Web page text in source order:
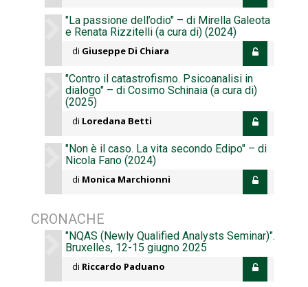
"La passione dell’odio" – di Mirella Galeota
e Renata Rizzitelli (a cura di) (2024)
di Giuseppe Di Chiara
"Contro il catastrofismo. Psicoanalisi in
dialogo" – di Cosimo Schinaia (a cura di)
(2025)
di Loredana Betti
"Non è il caso. La vita secondo Edipo" – di
Nicola Fano (2024)
di Monica Marchionni
CRONACHE
"NQAS (Newly Qualified Analysts Seminar)".
Bruxelles, 12-15 giugno 2025
di Riccardo Paduano